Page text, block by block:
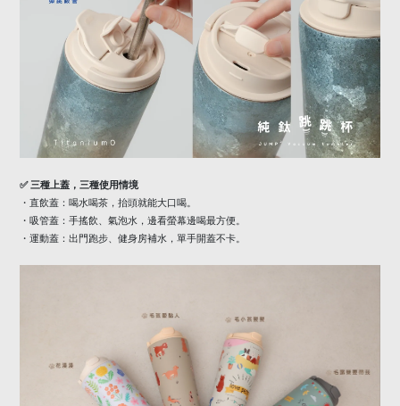
✅ 三種上蓋，三種使用情境
・直飲蓋：喝水喝茶，抬頭就能大口喝。
・吸管蓋：手搖飲、氣泡水，邊看螢幕邊喝最方便。
・運動蓋：出門跑步、健身房補水，單手開蓋不卡。